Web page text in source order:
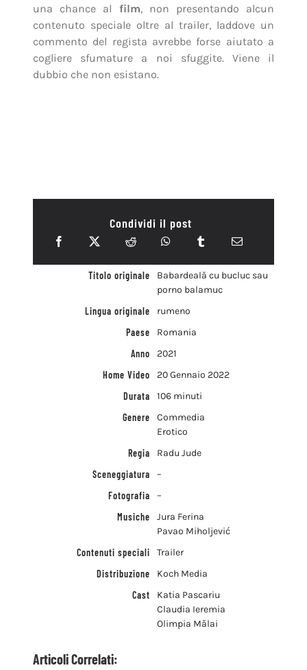
una chance al film, non presentando alcun
contenuto speciale oltre al trailer, laddove un
commento del regista avrebbe forse aiutato a
cogliere sfumature a noi sfuggite. Viene il
dubbio che non esistano.
Condividi il post
Titolo originale
Babardeală cu bucluc sau
porno balamuc
Lingua originale
rumeno
Paese
Romania
Anno
2021
Home Video
20 Gennaio 2022
Durata
106 minuti
Genere
Commedia
Erotico
Regia
Radu Jude
Sceneggiatura
–
Fotografia
–
Musiche
Jura Ferina
Pavao Miholjević
Contenuti speciali
Trailer
Distribuzione
Koch Media
Cast
Katia Pascariu
Claudia Ieremia
Olimpia Mălai
Articoli Correlati: